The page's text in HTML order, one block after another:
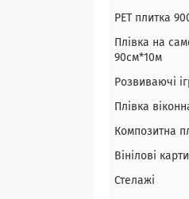
PET плитка
Плівка на
90см*10м
Розвиваючі
Плівка
Композитна
Вінілові
Стелажі